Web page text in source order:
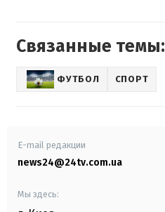
Связанные темы:
ФУТБОЛ СПОРТ
E-mail редакции
news24@24tv.com.ua
Мы здесь: